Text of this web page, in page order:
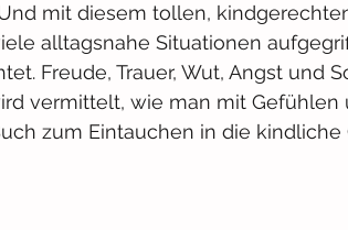
mit diesem tollen,
alltagsnahe Situationen
Freude, Trauer, Wut, Angst und
vermittelt, wie man mit
zum Eintauchen in die kindliche